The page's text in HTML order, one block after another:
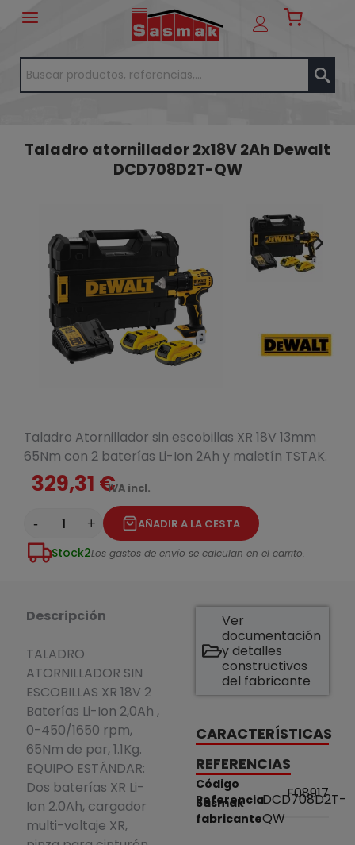
Taladro atornillador 2x18V 2Ah Dewalt
DCD708D2T-QW
Taladro Atornillador sin escobillas XR 18V 13mm
65Nm con 2 baterías Li-Ion 2Ah y maletín TSTAK.
329,31 €IVA incl.
- + AÑADIR A LA CESTA
Stock2Los gastos de envío se calculan en el carrito.
Descripción
TALADRO
ATORNILLADOR SIN
ESCOBILLAS XR 18V 2
Baterías Li-Ion 2,0Ah ,
0-450/1650 rpm,
65Nm de par, 1.1Kg.
EQUIPO ESTÁNDAR:
Dos baterías XR Li-
Ion 2.0Ah, cargador
multi-voltaje XR,
Ver
documentación
y detalles
constructivos
del fabricante
CARACTERÍSTICAS
REFERENCIAS
Código
Sasmak
F08917
Referencia
fabricante
DCD708D2T-
QW